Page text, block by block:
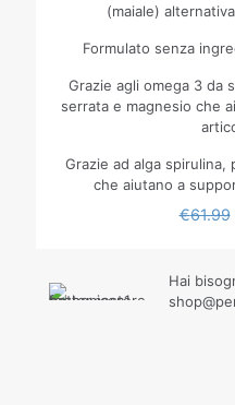
(maiale)
Formulato senza
Grazie agli omega 3 da
serrata e magnesio che
Grazie ad alga
che aiutano a
€61.99
Hai